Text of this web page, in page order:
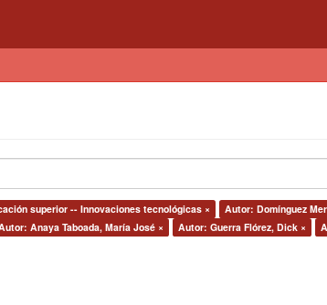
superior -- Innovaciones tecnológicas ×
Autor: Domínguez
Anaya Taboada, María José × Autor: Guerra Flórez, Dick ×